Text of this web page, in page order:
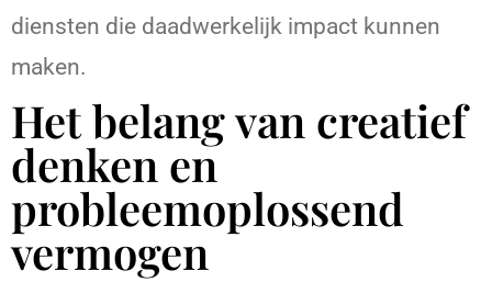
diensten die daadwerkelijk impact kunnen
maken.
Het belang van creatief
denken en
probleemoplossend
vermogen